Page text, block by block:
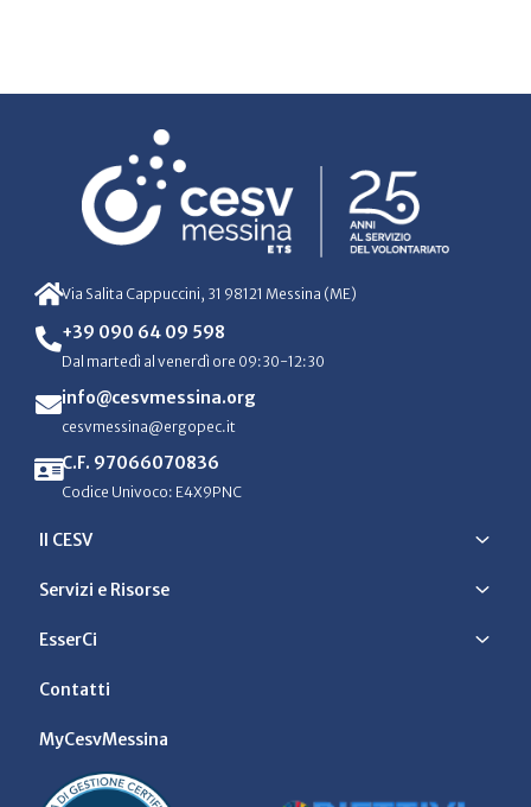
Via Salita Cappuccini, 31 98121 Messina (ME)
+39 090 64 09 598
Dal martedì al venerdì ore 09:30-12:30
info@cesvmessina.org
cesvmessina@ergopec.it
C.F. 97066070836
Codice Univoco: E4X9PNC
Il CESV
Servizi e Risorse
EsserCi
Contatti
MyCesvMessina